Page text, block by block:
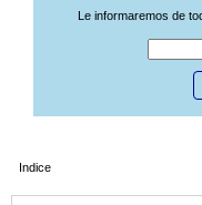
Le informaremos de
Indice